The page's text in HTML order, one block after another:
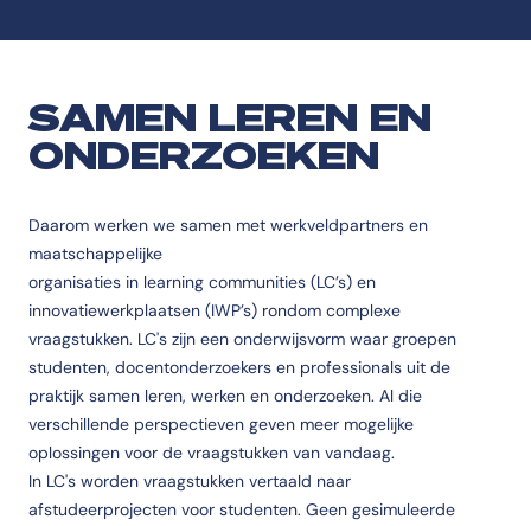
SAMEN LEREN EN
ONDERZOEKEN
Daarom werken we samen met werkveldpartners en
maatschappelijke
organisaties in learning communities (LC’s) en
innovatiewerkplaatsen (IWP’s) rondom complexe
vraagstukken. LC's zijn een onderwijsvorm waar groepen
studenten, docentonderzoekers en professionals uit de
praktijk samen leren, werken en onderzoeken. Al die
verschillende perspectieven geven meer mogelijke
oplossingen voor de vraagstukken van vandaag.
In LC's worden vraagstukken vertaald naar
afstudeerprojecten voor studenten. Geen gesimuleerde